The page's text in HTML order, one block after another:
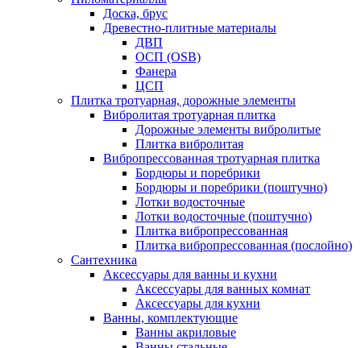
Доска, брус
Древестно-плитные материалы
ДВП
ОСП (OSB)
Фанера
ЦСП
Плитка тротуарная, дорожные элементы
Вибролитая тротуарная плитка
Дорожные элементы вибролитые
Плитка вибролитая
Вибропрессованная тротуарная плитка
Бордюры и поребрики
Бордюры и поребрики (поштучно)
Лотки водосточные
Лотки водосточные (поштучно)
Плитка вибропрессованная
Плитка вибропрессованная (послойно)
Сантехника
Аксессуары для ванны и кухни
Аксессуары для ванных комнат
Аксессуары для кухни
Ванны, комплектующие
Ванны акриловые